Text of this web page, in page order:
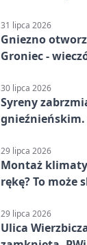
31 lipca 2026
Gniezno
Groniec -
30 lipca 2026
Syreny
gnieźnieńskim.
29 lipca 2026
Montaż
rękę? To może
29 lipca 2026
Ulica